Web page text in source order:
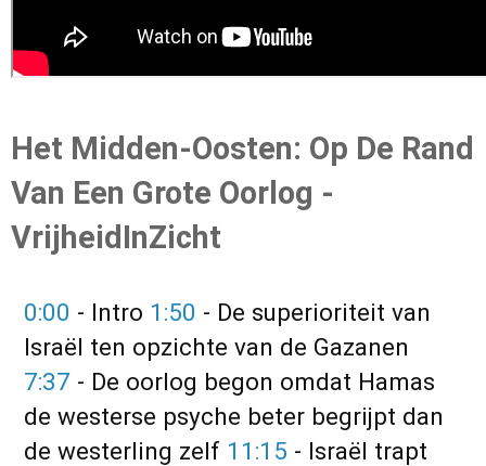
Het Midden-Oosten: Op De Rand
Van Een Grote Oorlog -
VrijheidInZicht
0:00 - Intro 1:50 - De superioriteit van
Israël ten opzichte van de Gazanen
7:37 - De oorlog begon omdat Hamas
de westerse psyche beter begrijpt dan
de westerling zelf 11:15 - Israël trapt